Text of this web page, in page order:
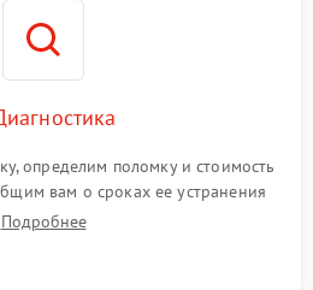
определим поломку и стоимость
вам о сроках ее устранения
Подробнее